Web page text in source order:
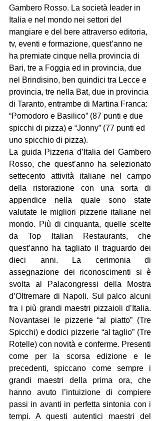
Gambero Rosso. La società leader in
Italia e nel mondo nei settori del
mangiare e del bere attraverso editoria,
tv, eventi e formazione, quest’anno ne
ha premiate cinque nella provincia di
Bari, tre a Foggia ed in provincia, due
nel Brindisino, ben quindici tra Lecce e
provincia, tre nella Bat, due in provincia
di Taranto, entrambe di Martina Franca:
“Pomodoro e Basilico” (87 punti e due
spicchi di pizza) e “Jonny” (77 punti ed
uno spicchio di pizza).
La guida Pizzeria d’Italia del Gambero
Rosso, che quest’anno ha selezionato
settecento attività italiane nel campo
della ristorazione con una sorta di
appendice nella quale sono state
valutate le migliori pizzerie italiane nel
mondo. Più di cinquanta, quelle scelte
da Top Italian Restaurants, che
quest’anno ha tagliato il traguardo dei
dieci anni. La cerimonia di
assegnazione dei riconoscimenti si è
svolta al Palacongressi della Mostra
d’Oltremare di Napoli. Sul palco alcuni
fra i più grandi maestri pizzaioli d’Italia.
Novantasei le pizzerie “al piatto” (Tre
Spicchi) e dodici pizzerie “al taglio” (Tre
Rotelle) con novità e conferme. Presenti
come per la scorsa edizione e le
precedenti, spiccano come sempre i
grandi maestri della prima ora, che
hanno avuto l’intuizione di compiere
passi in avanti in perfetta sintonia con i
tempi. A questi autentici maestri del